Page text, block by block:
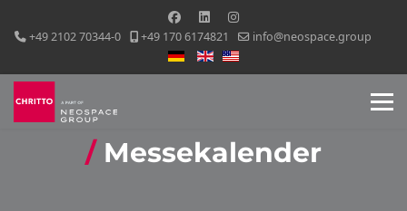
+49 2102 70344-0 +49 170 6174821
info@neospace.group
Sprache auswählen
Messekalender